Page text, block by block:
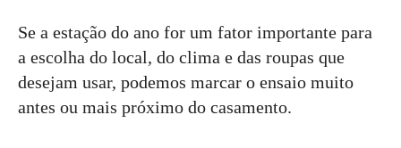
Se a estação do ano for um fator importante para
a escolha do local, do clima e das roupas que
desejam usar, podemos marcar o ensaio muito
antes ou mais próximo do casamento.